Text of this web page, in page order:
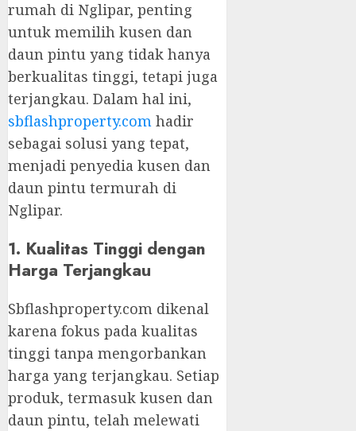
rumah di Nglipar, penting
untuk memilih kusen dan
daun pintu yang tidak hanya
berkualitas tinggi, tetapi juga
terjangkau. Dalam hal ini,
sbflashproperty.com hadir
sebagai solusi yang tepat,
menjadi penyedia kusen dan
daun pintu termurah di
Nglipar.
1. Kualitas Tinggi dengan
Harga Terjangkau
Sbflashproperty.com dikenal
karena fokus pada kualitas
tinggi tanpa mengorbankan
harga yang terjangkau. Setiap
produk, termasuk kusen dan
daun pintu, telah melewati